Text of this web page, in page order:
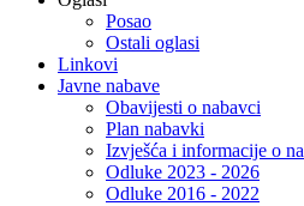
Posao
Ostali oglasi
Linkovi
Javne nabave
Obavijesti o nabavci
Plan nabavki
Izvješća i informacije o
Odluke 2023 - 2026
Odluke 2016 - 2022